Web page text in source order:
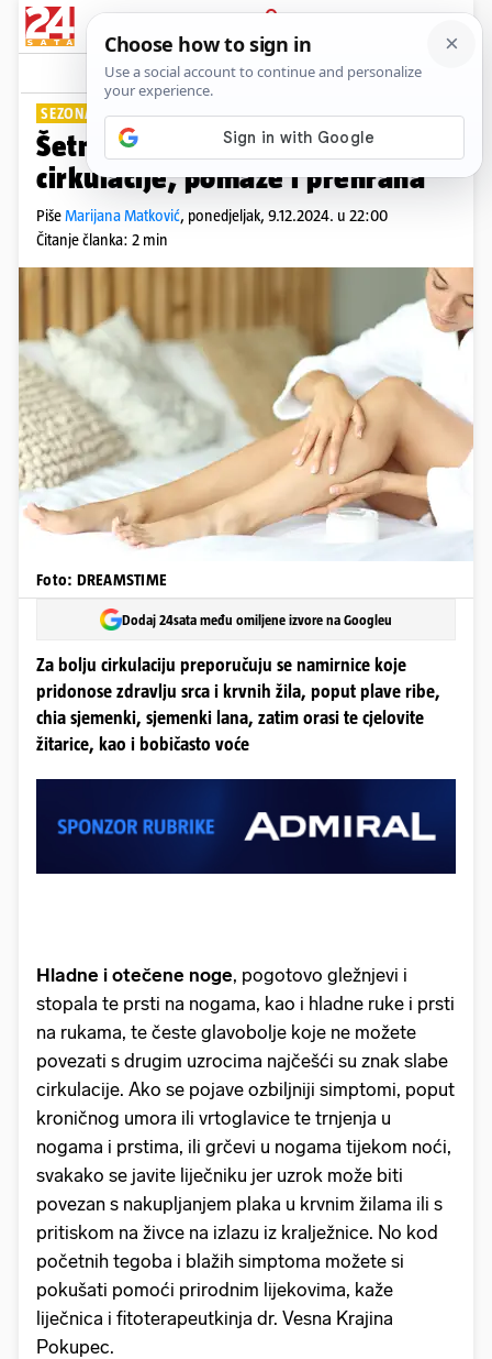
PRIJAVA
Lifestyle Komentari
SEZONA HLADNIH NOGU
Šetnjom i kupkama do bolje
cirkulacije, pomaže i prehrana
PišeMarijana Matković, ponedjeljak, 9.12.2024. u 22:00
Čitanje članka: 2 min
Foto: DREAMSTIME
Dodaj 24sata među omiljene izvore na Googleu
Za bolju cirkulaciju preporučuju se namirnice koje
pridonose zdravlju srca i krvnih žila, poput plave ribe,
chia sjemenki, sjemenki lana, zatim orasi te cjelovite
žitarice, kao i bobičasto voće
Hladne i otečene noge, pogotovo gležnjevi i
stopala te prsti na nogama, kao i hladne ruke i prsti
na rukama, te česte glavobolje koje ne možete
povezati s drugim uzrocima najčešći su znak slabe
cirkulacije. Ako se pojave ozbiljniji simptomi, poput
kroničnog umora ili vrtoglavice te trnjenja u
nogama i prstima, ili grčevi u nogama tijekom noći,
svakako se javite liječniku jer uzrok može biti
povezan s nakupljanjem plaka u krvnim žilama ili s
pritiskom na živce na izlazu iz kralježnice. No kod
početnih tegoba i blažih simptoma možete si
pokušati pomoći prirodnim lijekovima, kaže
liječnica i fitoterapeutkinja dr. Vesna Krajina
Pokupec.